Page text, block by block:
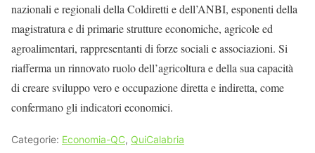
nazionali e regionali della Coldiretti e dell’ANBI, esponenti della
magistratura e di primarie strutture economiche, agricole ed
agroalimentari, rappresentanti di forze sociali e associazioni. Si
riafferma un rinnovato ruolo dell’agricoltura e della sua capacità
di creare sviluppo vero e occupazione diretta e indiretta, come
confermano gli indicatori economici.
Categorie: Economia-QC, QuiCalabria